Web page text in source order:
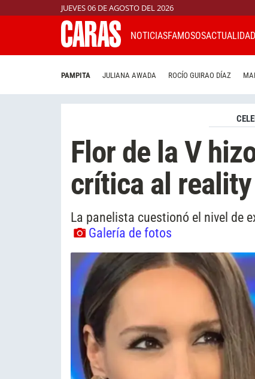
JUEVES 06 DE AGOSTO DEL 2026
NOTICIASFAMOSOSACTUALIDAD
PAMPITA JULIANA AWADA ROCÍO GUIRAO DÍAZ
Flor de la V
crítica al
La panelista cuestionó el nivel de
Galería de fotos